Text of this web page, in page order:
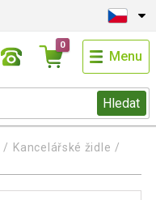
Hledat
0
Menu
Kancelářské židle